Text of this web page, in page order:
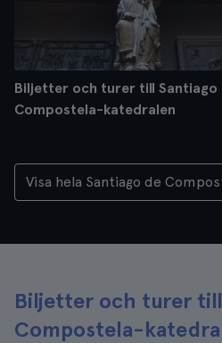
Biljetter och turer till Santiago
Compostela-katedralen
Visa hela Santiago de
Biljetter och turer till
Compostela-